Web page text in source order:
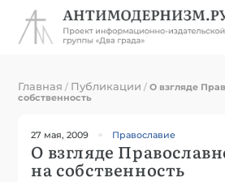
Главная / Публикации /О взгляде
собственность
27 мая, 2009 Православие
О взгляде
на собственность